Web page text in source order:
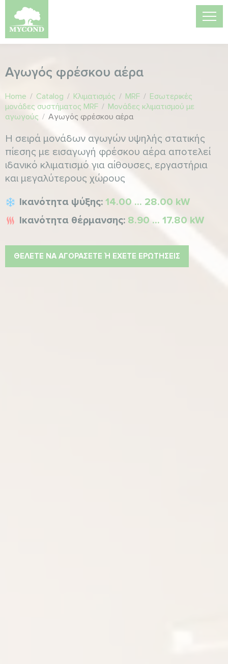
Αγωγός φρέσκου αέρα
Home / Catalog / Κλιματισμός / MRF / Εσωτερικές
μονάδες συστήματος MRF / Μονάδες κλιματισμού με
αγωγούς / Αγωγός φρέσκου αέρα
Η σειρά μονάδων αγωγών υψηλής στατικής
πίεσης με εισαγωγή φρέσκου αέρα αποτελεί
ιδανικό κλιματισμό για αίθουσες, εργαστήρια
και μεγαλύτερους χώρους
Ικανότητα ψύξης: 14.00 ... 28.00 kW
Ικανότητα θέρμανσης: 8.90 ... 17.80 kW
ΘΈΛΕΤΕ ΝΑ ΑΓΟΡΆΣΕΤΕ Ή ΈΧΕΤΕ ΕΡΩΤΉΣΕΙΣ